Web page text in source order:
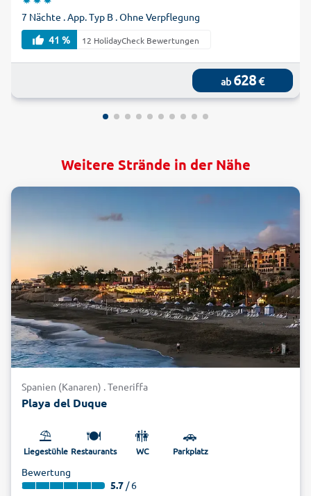
7 Nächte . App. Typ B . Ohne Verpflegung
41 %
12 HolidayCheck Bewertungen
ab 628€
Weitere Strände in der Nähe
Spanien (Kanaren) . Teneriffa
Playa del Duque
⛱️
Liegestühle
🍽️
Restaurants
🚻
WC
🚗
Parkplatz
Bewertung
5.7 / 6